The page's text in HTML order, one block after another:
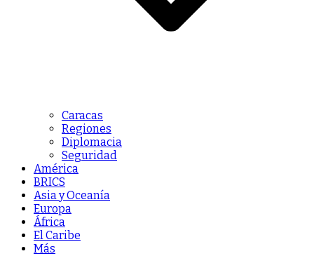
Caracas
Regiones
Diplomacia
Seguridad
América
BRICS
Asia y Oceanía
Europa
África
El Caribe
Más